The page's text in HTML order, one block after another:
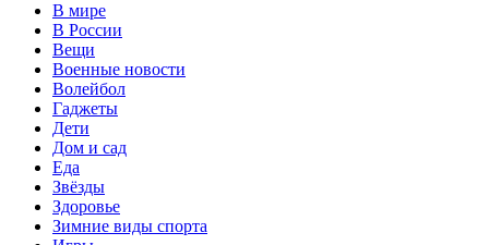
В мире
В России
Вещи
Военные новости
Волейбол
Гаджеты
Дети
Дом и сад
Еда
Звёзды
Здоровье
Зимние виды спорта